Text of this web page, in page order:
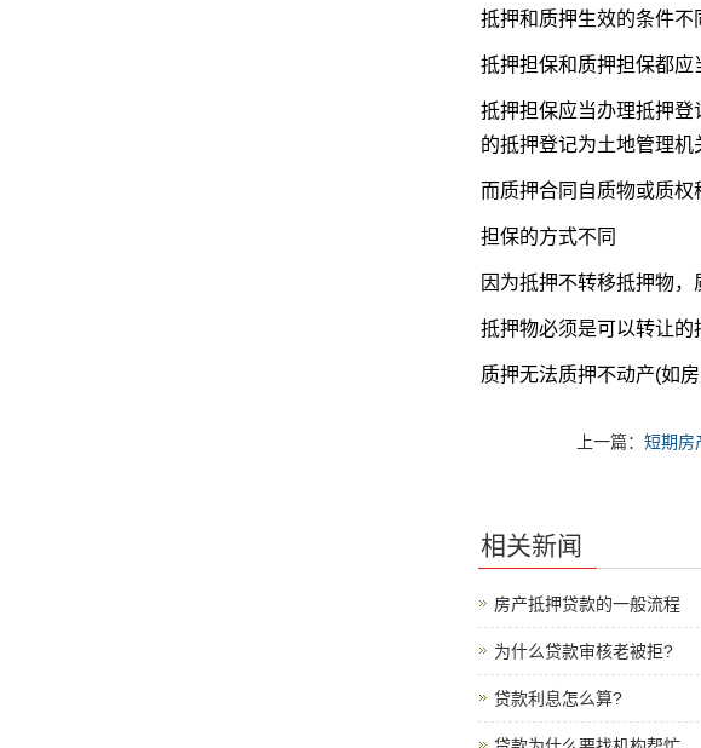
抵押和质押生效的条件不
抵押担保和质押担保都应
抵押担保应当办理抵押
的抵押登记为土地管理
而质押合同自质物或质权
担保的方式不同
因为抵押不转移抵押物，
抵押物必须是可以转让
质押无法质押不动产(如
上一篇：短期房
相关新闻
房产抵押贷款的一般流程
为什么贷款审核老被拒?
贷款利息怎么算?